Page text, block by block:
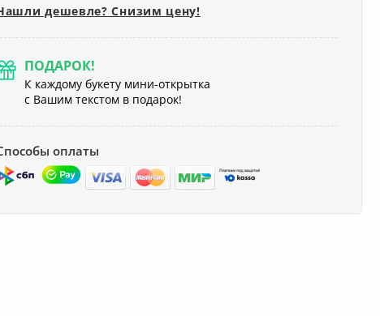
дешевле? Снизим цену!
ПОДАРОК!
К каждому букету мини-открытка
с Вашим текстом в подарок!
оплаты